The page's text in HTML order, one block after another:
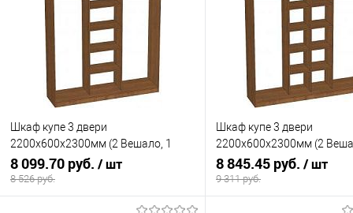
Шкаф купе 3 двери
2200х600х2300мм (2 Вешало, 1
Полки)
8 099.70 руб. / шт
8 526 руб.
Шкаф купе 3 двери
2200х600х2300мм (2
Полки)
8 845.45 руб. / шт
9 311 руб.